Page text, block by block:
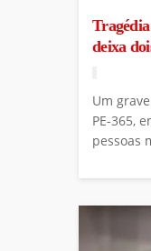
deixa
Um
PE-365,
pessoas